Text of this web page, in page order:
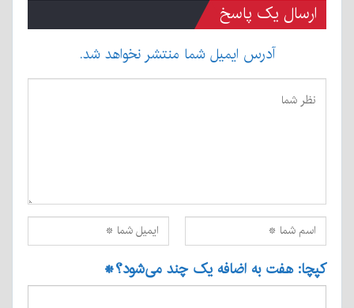
ارسال یک پاسخ
آدرس ایمیل شما منتشر نخواهد شد.
کپچا: هفت به اضافه یک چند می‌شود؟*